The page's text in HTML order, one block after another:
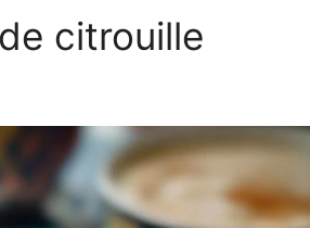
citrouille